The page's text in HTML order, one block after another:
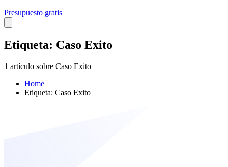
Presupuesto gratis
Etiqueta: Caso Exito
1 artículo sobre Caso Exito
Home
Etiqueta: Caso Exito